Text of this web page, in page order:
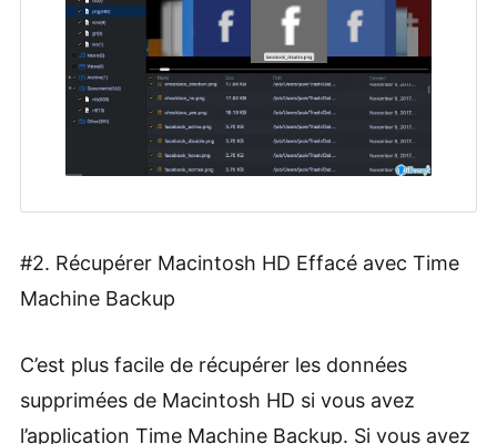
#2. Récupérer Macintosh HD Effacé avec Time
Machine Backup
C’est plus facile de récupérer les données
supprimées de Macintosh HD si vous avez
l’application Time Machine Backup. Si vous avez